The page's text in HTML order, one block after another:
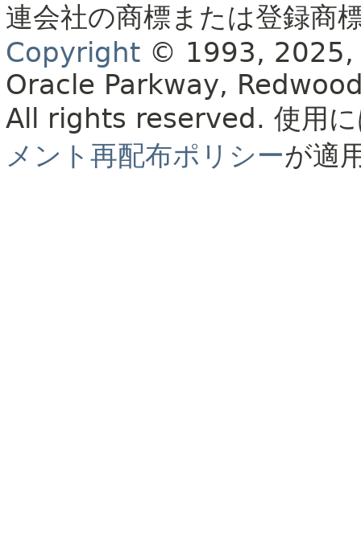
連会社の商標または登録商
Copyright © 1993, 2025,
Oracle Parkway,
All rights reserved. 使用
メント再配布ポリシーが適